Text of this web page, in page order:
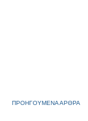
ΠΡΟΗΓΟΥΜΕΝΑ ΑΡΘΡΑ